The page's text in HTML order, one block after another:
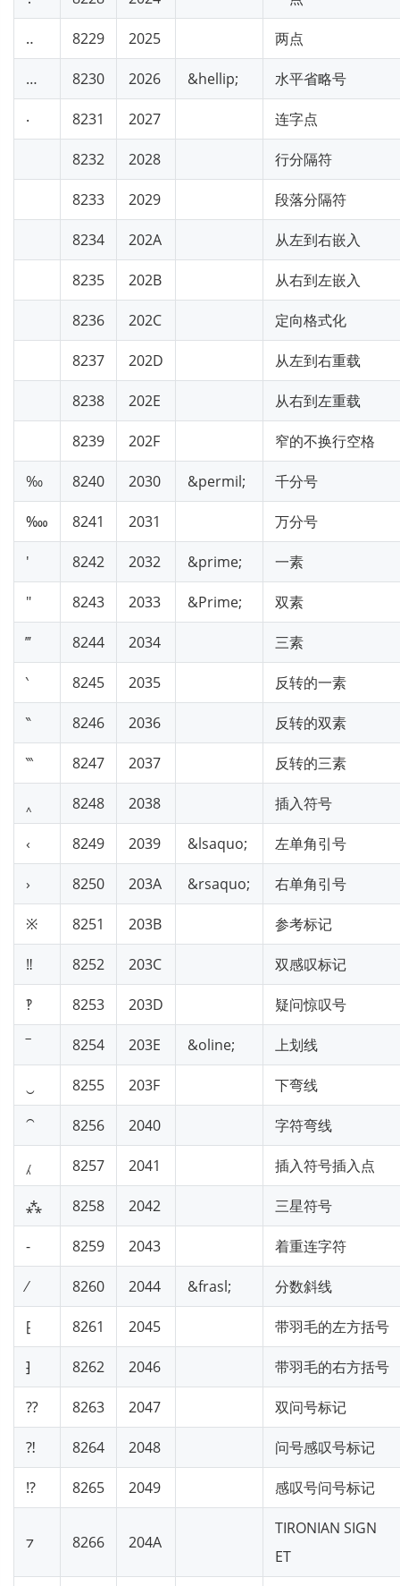
‥ 8229 2025 两点
… 8230 2026 &hellip; 水平省略号
‧ 8231 2027 连字点
8232 2028 行分隔符
8233 2029 段落分隔符
8234 202A 从左到右嵌入
8235 202B 从右到左嵌入
8236 202C 定向格式化
8237 202D 从左到右重载
8238 202E 从右到左重载
8239 202F 窄的不换行空格
‰ 8240 2030 &permil; 千分号
‱ 8241 2031 万分号
′ 8242 2032 &prime; 一素
″ 8243 2033 &Prime; 双素
‴ 8244 2034 三素
‵ 8245 2035 反转的一素
‶ 8246 2036 反转的双素
‷ 8247 2037 反转的三素
‸ 8248 2038 插入符号
‹ 8249 2039 &lsaquo; 左单角引号
› 8250 203A &rsaquo; 右单角引号
※ 8251 203B 参考标记
‼ 8252 203C 双感叹标记
‽ 8253 203D 疑问惊叹号
‾ 8254 203E &oline; 上划线
8255 203F 下弯线
⁀ 8256 2040 字符弯线
⁁ 8257 2041 插入符号插入点
⁂ 8258 2042 三星符号
⁃ 8259 2043 着重连字符
⁄ 8260 2044 &frasl; 分数斜线
⁅ 8261 2045 带羽毛的左方括号
⁆ 8262 2046 带羽毛的右方括号
⁇ 8263 2047 双问号标记
⁈ 8264 2048 问号感叹号标记
⁉ 8265 2049 感叹号问号标记
⁊ 8266 204A
TIRONIAN SIGN
ET